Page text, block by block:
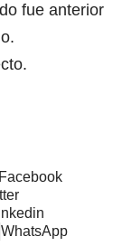
fue anterior
Facebook
WhatsApp